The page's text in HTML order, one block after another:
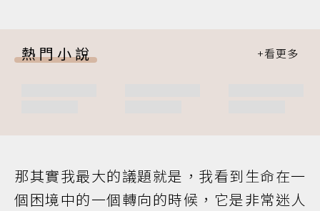
熱門小說
那其實我最大的議題就是，我看到生命在一
個困境中的一個轉向的時候，它是非常迷人